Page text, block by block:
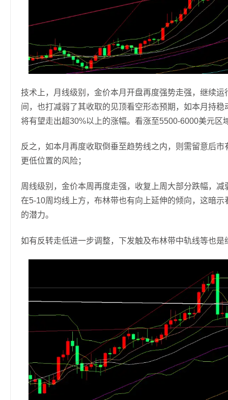
技术上，月线级别，金价本月开盘再度强势走强，继续
间，也打减弱了其收取的见顶看空形态预期，如本月持
将有望走出超30%以上的涨幅。看涨至5500-6000美元区
反之，如本月再度收取倒垂至趋势线之内，则需留意后
更低位置的风险；
周线级别，金价本周再度走强，收复上周大部分跌幅，
在5-10周均线上方，布林带也有向上延伸的倾向，这暗
的潜力。
如有反转走低进一步调整，下发触及布林带中轨线等也是